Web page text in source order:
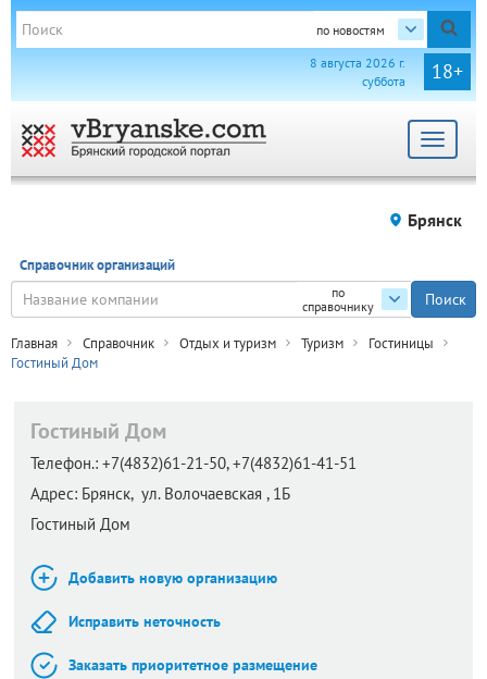
по новостям
18+
8 августа 2026 г.
суббота
Toggle
Брянск
Справочник организаций
по
справочнику
Главная Справочник Отдых и туризм Туризм
Гостиницы
Гостиный Дом
Гостиный Дом
Телефон.: +7(4832)61-21-50, +7(4832)61-41-51
Адрес: Брянск, ул. Волочаевская , 1Б
Гостиный Дом
Добавить новую организацию
Исправить неточность
Заказать приоритетное размещение